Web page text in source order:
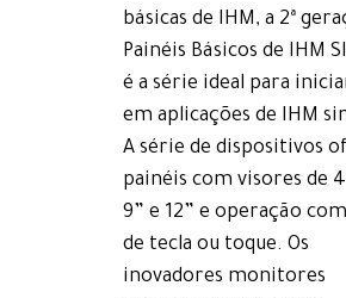
básicas de IHM, a 2ª
Painéis Básicos de IHM
é a série ideal para
em aplicações de IHM
A série de dispositivos
painéis com visores de
9” e 12” e operação
de tecla ou toque. Os
inovadores monitores